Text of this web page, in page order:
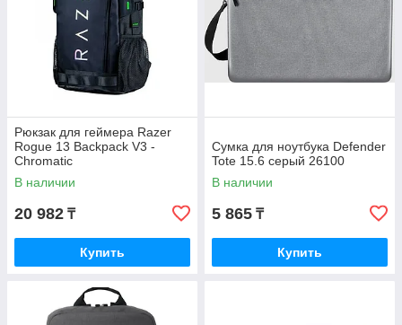
Рюкзак для геймера Razer
Rogue 13 Backpack V3 -
Chromatic
В наличии
20 982 ₸
Купить
Сумка для ноутбука Defender
Tote 15.6 серый 26100
В наличии
5 865 ₸
Купить